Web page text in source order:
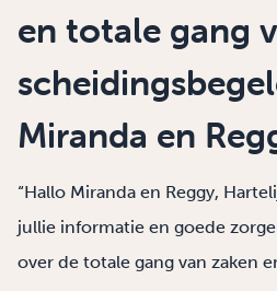
en totale gang
Miranda en
“Hallo Miranda en Reggy,
jullie informatie en goede
over de totale gang van zaken